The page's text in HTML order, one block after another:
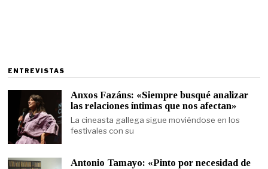
ENTREVISTAS
Anxos Fazáns: «Siempre busqué analizar
las relaciones íntimas que nos afectan»
La cineasta gallega sigue moviéndose en los
festivales con su
Antonio Tamayo: «Pinto por necesidad de